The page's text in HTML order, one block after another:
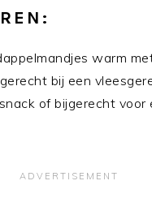
warm
bij een
of bijgerecht voor